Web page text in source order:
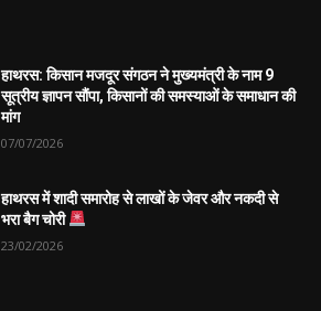
हाथरस: किसान मजदूर संगठन ने मुख्यमंत्री के नाम 9
सूत्रीय ज्ञापन सौंपा, किसानों की समस्याओं के समाधान की
मांग
07/07/2026
हाथरस में शादी समारोह से लाखों के जेवर और नकदी से
भरा बैग चोरी
23/02/2026